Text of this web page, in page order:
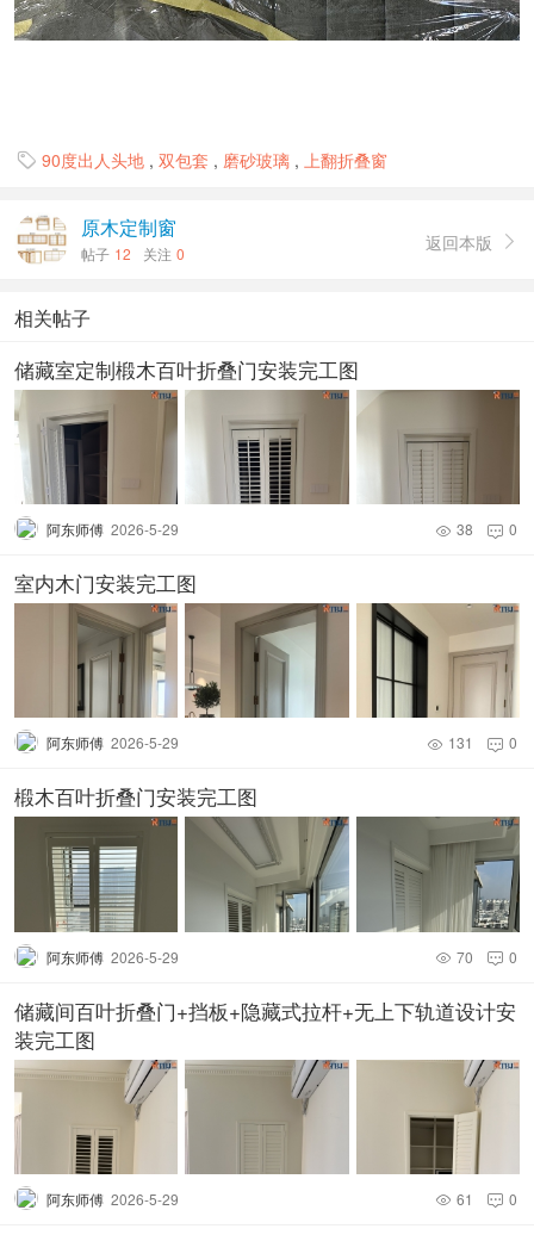
 90度出人头地 , 双包套 , 磨砂玻璃 , 上翻折叠窗
原木定制窗
帖子 12 关注 0 返回本版 
相关帖子
储藏室定制椴木百叶折叠门安装完工图
阿东师傅 2026-5-29  0
 38
室内木门安装完工图
阿东师傅 2026-5-29  0
 131
椴木百叶折叠门安装完工图
阿东师傅 2026-5-29  0
 70
储藏间百叶折叠门+挡板+隐藏式拉杆+无上下轨道设计安
装完工图
阿东师傅 2026-5-29  0
 61